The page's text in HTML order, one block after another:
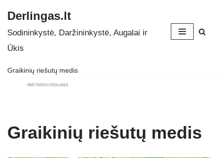
Skip
to
Derlingas.lt
Sodininkystė, Daržininkystė, Augalai ir
Ūkis
Graikinių riešutų medis
PARTNERIO REKLAMA
Graikinių riešutų medis